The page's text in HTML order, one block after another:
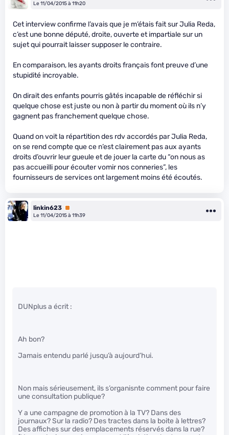
Le 11/04/2015 à 11h20
Cet interview confirme l’avais que je m’étais fait sur Julia Reda,
c’est une bonne député, droite, ouverte et impartiale sur un
sujet qui pourrait laisser supposer le contraire.
En comparaison, les ayants droits français font preuve d’une
stupidité incroyable.
On dirait des enfants pourris gâtés incapable de réfléchir si
quelque chose est juste ou non à partir du moment où ils n’y
gagnent pas franchement quelque chose.
Quand on voit la répartition des rdv accordés par Julia Reda,
on se rend compte que ce n’est clairement pas aux ayants
droits d’ouvrir leur gueule et de jouer la carte du “on nous as
pas accueilli pour écouter vomir nos conneries”, les
fournisseurs de services ont largement moins été écoutés.
linkin623 Premium
Le 11/04/2015 à 11h39
DUNplus a écrit :
Ah bon?
Jamais entendu parlé jusqu’à aujourd’hui.
Non mais sérieusement, ils s’organisnte comment pour faire
une consultation publique?
Y a une campagne de promotion à la TV? Dans des
journaux? Sur la radio? Des tractes dans la boite à lettres?
Des affiches sur des emplacements réservés dans la rue?